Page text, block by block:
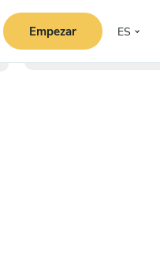
Empezar ES